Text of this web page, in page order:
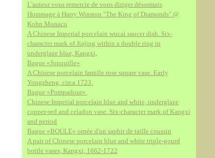
L'auteur vous remercie de vous diriger désormais
Hommage à Harry Winston "The King of Diamonds" @
Kohn Monaco
A Chinese Imperial porcelain wucai saucer dish. Six-
character mark of Jiajing within a double ring in
underglaze blue, Kangxi,
Bague «Jonquille»
A Chinese porcelain famille rose square vase. Early
Yongzheng, circa 1723.
Bague «Pompadour».
Chinese Imperial porcelain blue and white, underglaze
copper-red and celadon vase. Six-character mark of Kangxi
and period
Bague «BOULE» ornée d'un saphir de taille coussin
A pair of Chinese porcelain blue and white triple-gourd
bottle vases, Kangxi, 1662-1722